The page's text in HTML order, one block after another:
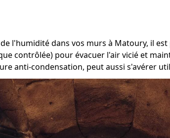
l'humidité dans vos murs à Matoury, il
contrôlée) pour évacuer l'air vicié et
anti-condensation, peut aussi s'avérer